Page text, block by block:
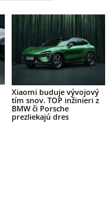
Xiaomi buduje vývojový
tím snov. TOP inžinieri z
BMW či Porsche
prezliekajú dres